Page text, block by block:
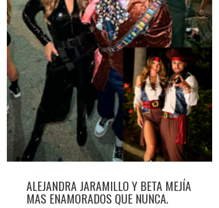
ALEJANDRA JARAMILLO Y BETA MEJÍA
MAS ENAMORADOS QUE NUNCA.